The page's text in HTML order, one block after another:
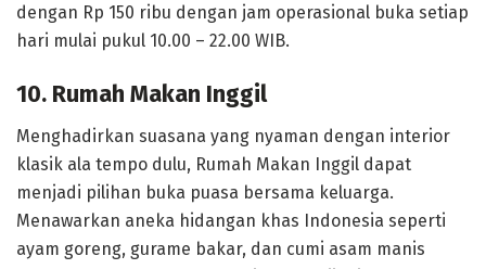
dengan Rp 150 ribu dengan jam operasional buka setiap
hari mulai pukul 10.00 – 22.00 WIB.
10. Rumah Makan Inggil
Menghadirkan suasana yang nyaman dengan interior
klasik ala tempo dulu, Rumah Makan Inggil dapat
menjadi pilihan buka puasa bersama keluarga.
Menawarkan aneka hidangan khas Indonesia seperti
ayam goreng, gurame bakar, dan cumi asam manis